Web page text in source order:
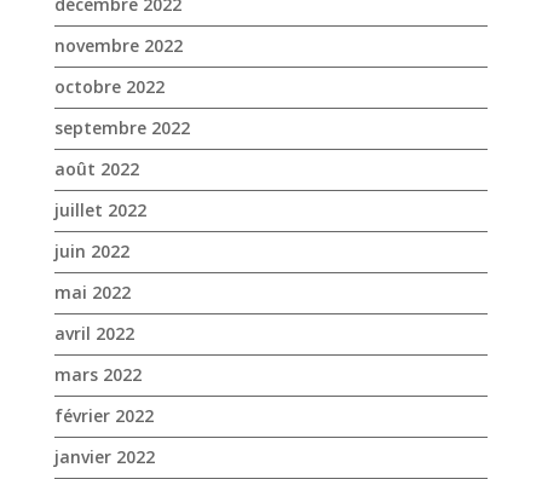
juillet 2022
juin 2022
mai 2022
avril 2022
mars 2022
février 2022
janvier 2022
décembre 2021
novembre 2021
octobre 2021
septembre 2021
août 2021